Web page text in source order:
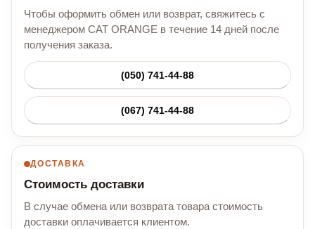
Чтобы оформить обмен или возврат, свяжитесь с
менеджером CAT ORANGE в течение 14 дней после
получения заказа.
(050) 741-44-88
(067) 741-44-88
ДОСТАВКА
Стоимость доставки
В случае обмена или возврата товара стоимость
доставки оплачивается клиентом.